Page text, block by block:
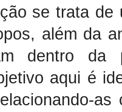
se trata
além da
dentro da
aqui é